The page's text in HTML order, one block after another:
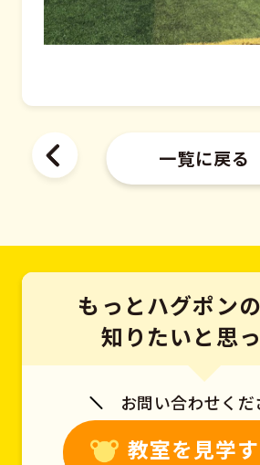
一覧に戻る
もっとハグポン
知りたいと思
お問い合わせくだ
教室を見学